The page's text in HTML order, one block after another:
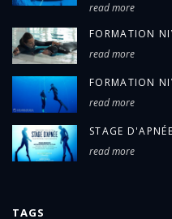
read more
FORMATION
read more
FORMATION
read more
STAGE
read more
TAGS